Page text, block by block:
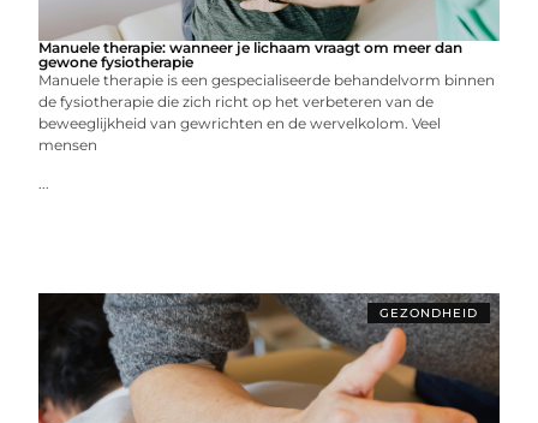
Manuele therapie: wanneer je lichaam vraagt om meer dan
gewone fysiotherapie
Manuele therapie is een gespecialiseerde behandelvorm binnen
de fysiotherapie die zich richt op het verbeteren van de
beweeglijkheid van gewrichten en de wervelkolom. Veel
mensen
...
GEZONDHEID